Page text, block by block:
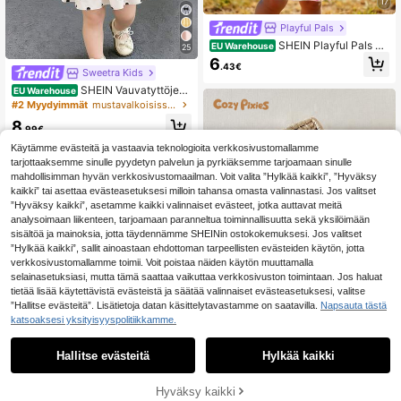
25
Sweetra Kids
EU Warehouse SHEIN Vauvatyttöjen
kesämekko, mustavalkoiset pilkut, r
usettikoriste rinnassa, levenevät hi
hat, pehmeä ja söpö
#2 Myydyimmät mustavalkoisissa vauvan tyttöjen mekoissa
8.99€
Playful Pals
EU Warehouse SHEIN Playful Pals Ty
ttövauvojen korealaistyylinen rento
söpö värikäs raidallinen kudottu me
6.43€
Cozy Pixies
EU Warehouse Cozy Pixies Vauvan t
yttövauvan kukkakuvioinen teräleh
11.24€
0
Käytämme evästeitä ja vastaavia teknologioita verkkosivustomallamme
tarjottaaksemme sinulle pyydetyn palvelun ja pyrkiäksemme tarjoamaan sinulle
mahdollisimman hyvän verkkosivustomaailman. Voit valita ”Hylkää kaikki”, ”Hyväksy
kaikki” tai asettaa evästeasetuksesi milloin tahansa omasta valinnastasi. Jos valitset
”Hyväksy kaikki”, asetamme kaikki valinnaiset evästeet, jotka auttavat meitä
analysoimaan liikenteen, tarjoamaan paranneltua toiminnallisuutta sekä yksilöimään
sisältöä ja mainoksia, jotta täydennämme SHEINin ostokokemuksesi. Jos valitset
”Hylkää kaikki”, sallit ainoastaan ehdottoman tarpeellisten evästeiden käytön, jotta
verkkosivustomallamme toimii. Voit poistaa näiden käytön muuttamalla
selainasetuksiasi, mutta tämä saattaa vaikuttaa verkkosivuston toimintaan. Jos haluat
tietää lisää käytettävistä evästeistä ja säätää valinnaiset evästeasetuksesi, valitse
”Hallitse evästeitä”. Lisätietoja datan käsittelytavastamme on saatavilla. Napsauta tästä
katsoaksesi yksityisyyspolitiikkamme.
Hallitse evästeitä Hylkää kaikki
Hyväksy kaikki